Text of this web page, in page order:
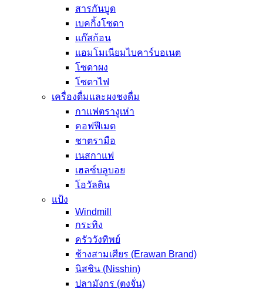
สารกันบูด
เบคกิ้งโซดา
แก๊สก้อน
แอมโมเนียมไบคาร์บอเนต
โซดาผง
โซดาไฟ
เครื่องดื่มและผงชงดื่ม
กาแฟตรางูเห่า
คอฟฟีเมต
ชาตรามือ
เนสกาแฟ
เฮลซ์บลูบอย
โอวัลติน
แป้ง
Windmill
กระทิง
ครัววังทิพย์
ช้างสามเศียร (Erawan Brand)
นิสชิน (Nisshin)
ปลามังกร (ตงจั่น)